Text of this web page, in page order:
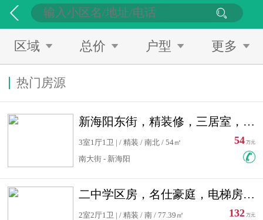
区域 总价 户型 更多
热门房源
新海阳东街，精装修，三居室，南北通透，拎包入住，单价低
3室1厅1卫 | / 精装 / 南北 / 54㎡
南大街 - 新海阳
54 万元
二中学区房，名仕豪庭，电梯房，双南卧室，单价低，急售
2室2厅1卫 | / 精装 / 南 / 77.39㎡
132 万元